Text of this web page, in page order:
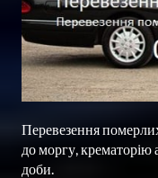
Перевезення
до моргу, крематорію
доби.